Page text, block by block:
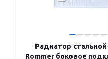
Радиатор стальной
Rommer боковое